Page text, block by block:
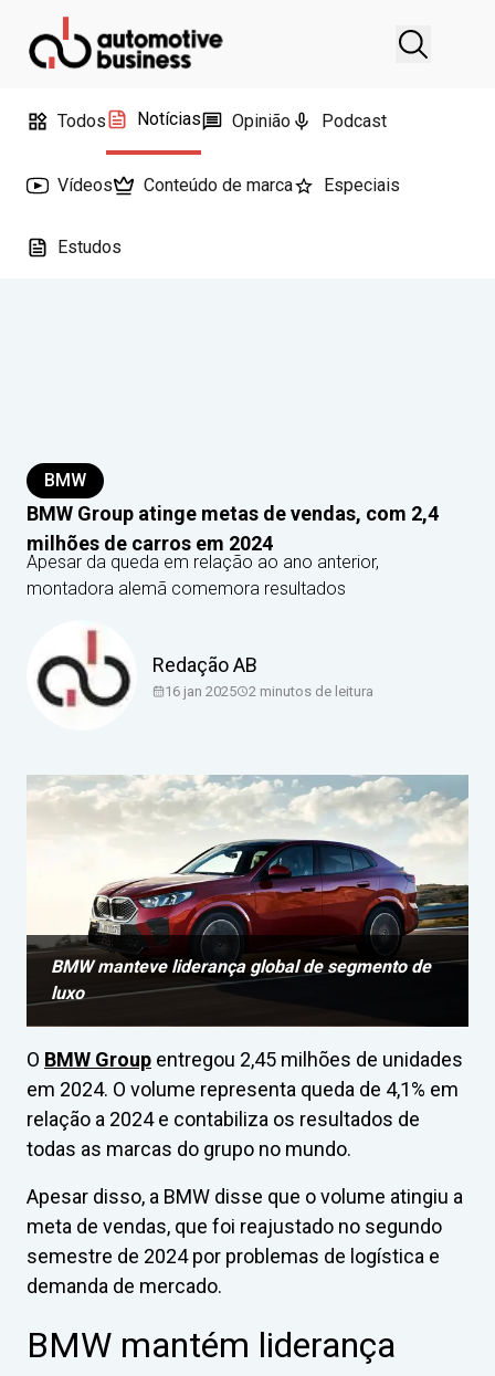
Todos Notícias Opinião Podcast
Vídeos Conteúdo de marca Especiais
Estudos
BMW
BMW Group atinge metas de vendas, com 2,4
milhões de carros em 2024
Apesar da queda em relação ao ano anterior,
montadora alemã comemora resultados
Redação AB
16 jan 2025 2 minutos de leitura
BMW manteve liderança global de segmento de
luxo
O BMW Group entregou 2,45 milhões de unidades
em 2024. O volume representa queda de 4,1% em
relação a 2024 e contabiliza os resultados de
todas as marcas do grupo no mundo.
Apesar disso, a BMW disse que o volume atingiu a
meta de vendas, que foi reajustado no segundo
semestre de 2024 por problemas de logística e
demanda de mercado.
BMW mantém liderança